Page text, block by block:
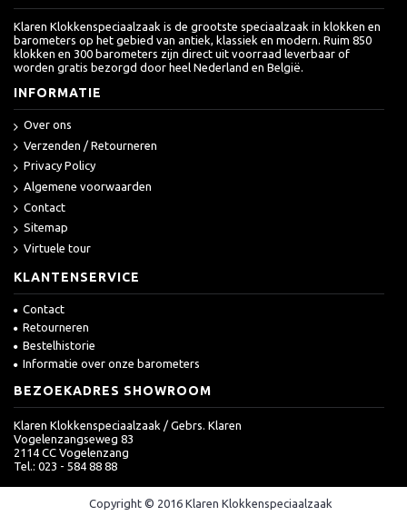
Klaren Klokkenspeciaalzaak is de grootste speciaalzaak in klokken en
barometers op het gebied van antiek, klassiek en modern. Ruim 850
klokken en 300 barometers zijn direct uit voorraad leverbaar of
worden gratis bezorgd door heel Nederland en België.
INFORMATIE
Over ons
Verzenden / Retourneren
Privacy Policy
Algemene voorwaarden
Contact
Sitemap
Virtuele tour
KLANTENSERVICE
Contact
Retourneren
Bestelhistorie
Informatie over onze barometers
BEZOEKADRES SHOWROOM
Klaren Klokkenspeciaalzaak / Gebrs. Klaren
Vogelenzangseweg 83
2114 CC Vogelenzang
Tel.: 023 - 584 88 88
Copyright © 2016 Klaren Klokkenspeciaalzaak